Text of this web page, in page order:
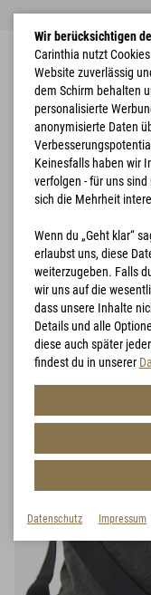
Home Jagd
Wir berücksichtigen
Carinthia nutzt
Website zuverlässig
dem Schirm behalten
personalisierte
anonymisierte Daten
Keinesfalls haben wir
verfolgen - für uns
sich die Mehrheit
Wenn du „Geht klar“
erlaubst uns, diese
weiterzugeben. Falls
wir uns auf die
dass unsere Inhalte
Details und alle
diese auch später
findest du in unserer
Datenschutz Impressum